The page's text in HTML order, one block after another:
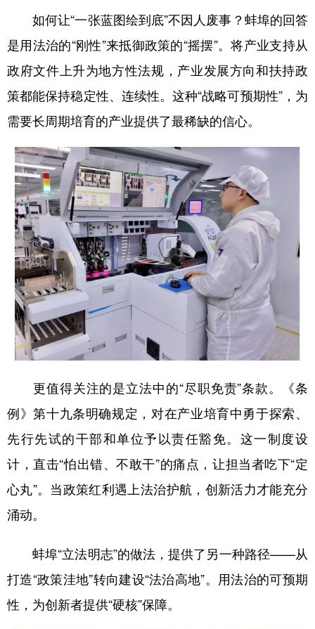
如何让“一张蓝图绘到底”不因人废事？蚌埠的回答
是用法治的“刚性”来抵御政策的“摇摆”。将产业支持从
政府文件上升为地方性法规，产业发展方向和扶持政
策都能保持稳定性、连续性。这种“战略可预期性”，为
需要长周期培育的产业提供了最稀缺的信心。
更值得关注的是立法中的“尽职免责”条款。《条
例》第十九条明确规定，对在产业培育中勇于探索、
先行先试的干部和单位予以责任豁免。这一制度设
计，直击“怕出错、不敢干”的痛点，让担当者吃下“定
心丸”。当政策红利遇上法治护航，创新活力才能充分
涌动。
蚌埠“立法明志”的做法，提供了另一种路径——从
打造“政策洼地”转向建设“法治高地”。用法治的可预期
性，为创新者提供“硬核”保障。